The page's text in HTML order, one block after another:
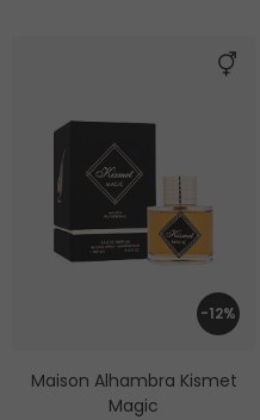
-12%
Maison Alhambra Kismet
Magic